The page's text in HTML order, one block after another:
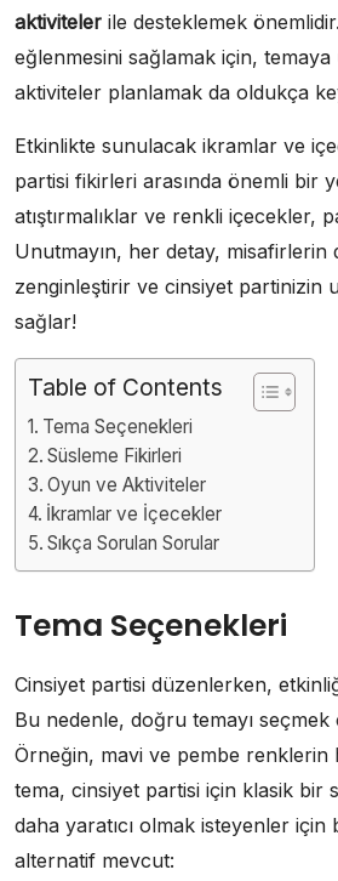
aktiviteler ile desteklemek
eğlenmesini sağlamak için,
aktiviteler planlamak da oldukça
Etkinlikte sunulacak ikramlar ve
partisi fikirleri arasında önemli bir
atıştırmalıklar ve renkli içecekler,
Unutmayın, her detay, misafirlerin
zenginleştirir ve cinsiyet partinizin
sağlar!
Table of Contents
Tema Seçenekleri
Süsleme Fikirleri
Oyun ve Aktiviteler
İkramlar ve İçecekler
Sıkça Sorulan Sorular
Tema Seçenekleri
Cinsiyet partisi düzenlerken,
Bu nedenle, doğru temayı
Örneğin, mavi ve pembe renklerin
tema, cinsiyet partisi için klasik bir
daha yaratıcı olmak isteyenler için
alternatif mevcut: